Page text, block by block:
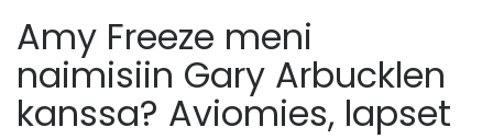
Amy Freeze meni
naimisiin Gary Arbucklen
kanssa? Aviomies, lapset